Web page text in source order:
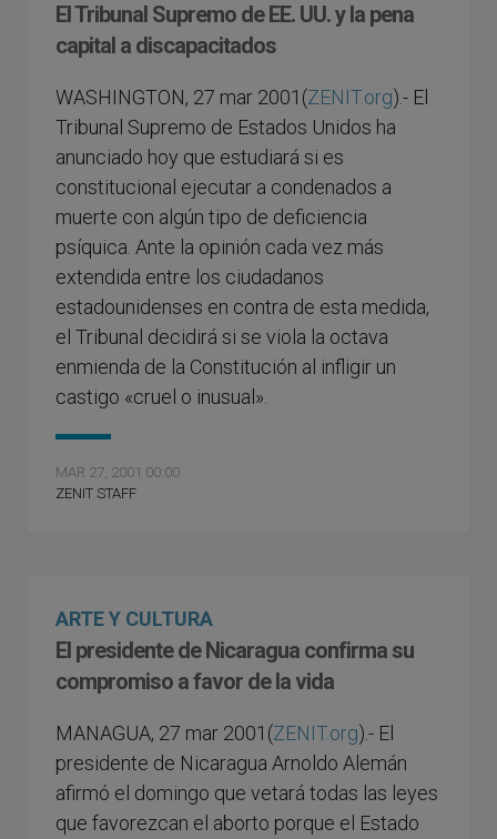
El Tribunal Supremo de EE. UU. y la pena
capital a discapacitados
WASHINGTON, 27 mar 2001(ZENIT.org).- El
Tribunal Supremo de Estados Unidos ha
anunciado hoy que estudiará si es
constitucional ejecutar a condenados a
muerte con algún tipo de deficiencia
psíquica. Ante la opinión cada vez más
extendida entre los ciudadanos
estadounidenses en contra de esta medida,
el Tribunal decidirá si se viola la octava
enmienda de la Constitución al infligir un
castigo «cruel o inusual».
MAR 27, 2001 00:00
ZENIT STAFF
ARTE Y CULTURA
El presidente de Nicaragua confirma su
compromiso a favor de la vida
MANAGUA, 27 mar 2001(ZENIT.org).- El
presidente de Nicaragua Arnoldo Alemán
afirmó el domingo que vetará todas las leyes
que favorezcan el aborto porque el Estado